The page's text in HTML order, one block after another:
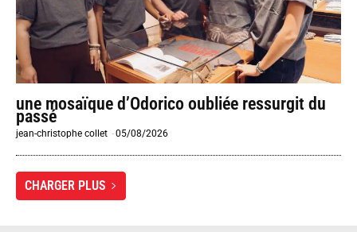
une mosaïque d’Odorico oubliée ressurgit du
passé
jean-christophe collet -05/08/2026
CHARGER PLUS